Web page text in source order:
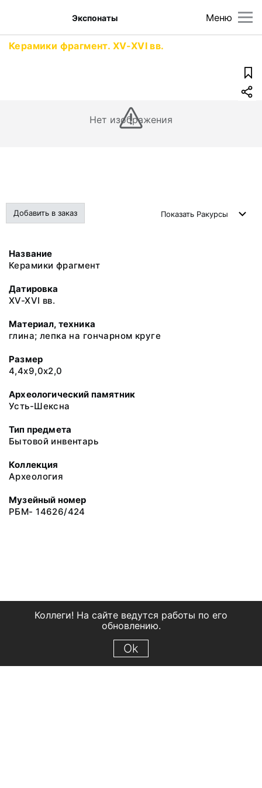
Меню
Экспонаты
Керамики фрагмент. XV-XVI вв.
Нет изображения
Добавить в заказ Показать Ракурсы
Название
Керамики фрагмент
Датировка
XV-XVI вв.
Материал, техника
глина; лепка на гончарном круге
Размер
4,4х9,0х2,0
Археологический памятник
Усть-Шексна
Тип предмета
Бытовой инвентарь
Коллекция
Археология
Музейный номер
РБМ- 14626/424
Коллеги! На сайте ведутся работы по его
обновлению.
Ok